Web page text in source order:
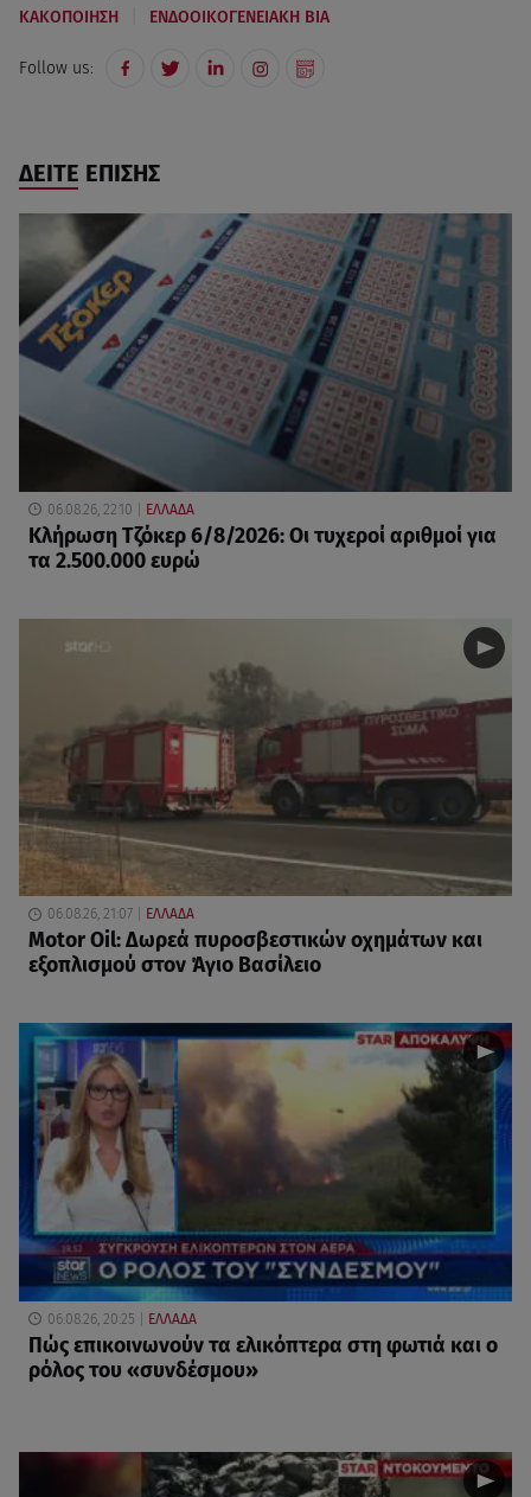
ΚΑΚΟΠΟΙΗΣΗ ΕΝΔΟΟΙΚΟΓΕΝΕΙΑΚΗ ΒΙΑ
Follow us:
ΔΕΙΤΕ ΕΠΙΣΗΣ
06.08.26, 22:10 ΕΛΛΑΔΑ
Κλήρωση Τζόκερ 6/8/2026: Οι τυχεροί αριθμοί για
τα 2.500.000 ευρώ
06.08.26, 21:07 ΕΛΛΑΔΑ
Motor Oil: Δωρεά πυροσβεστικών οχημάτων και
εξοπλισμού στον Άγιο Βασίλειο
06.08.26, 20:25 ΕΛΛΑΔΑ
Πώς επικοινωνούν τα ελικόπτερα στη φωτιά και ο
ρόλος του «συνδέσμου»